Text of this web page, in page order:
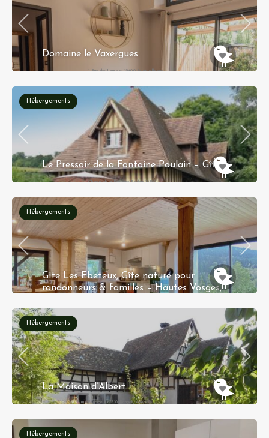
Domaine le Vaxergues
1 Rue des Lauriers, 12400 Saint-Affrique,
Hébergements
Le Pressoir de la Fontaine Poulain – Gîte
Chemin de la Fontaine Poulain 14130
Hébergements
Gite Les Ebeteux, Gîte nature pour
randonneurs & familles – Hautes Vosges,
7 Route des Ebeteux, 88230 Fraize
Hébergements
La Maison d’Albert
5 rue Principale 67310 Rangen, Alsace
Hébergements